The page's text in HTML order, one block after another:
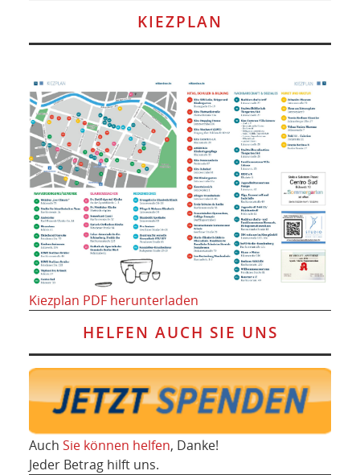
KIEZPLAN
Kiezplan PDF herunterladen
HELFEN AUCH SIE UNS
Auch Sie können helfen, Danke!
Jeder Betrag hilft uns.